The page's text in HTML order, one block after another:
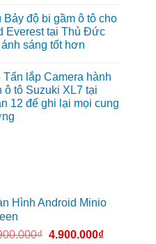
Bảy độ bi gầm ô tô cho
Everest tại Thủ Đức
sáng tốt hơn
Tấn lắp Camera hành
ô tô Suzuki XL7 tại
12 để ghi lại mọi cung
Hình Android Minio
₫ 4.900.000₫